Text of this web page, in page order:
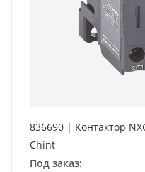
836690 | Контактор
Chint
Под заказ: